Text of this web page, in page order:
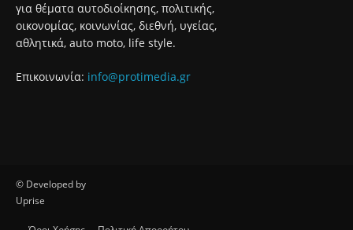
για θέματα αυτοδιοίκησης, πολιτικής,
οικονομίας, κοινωνίας, διεθνή, υγείας,
αθλητικά, auto moto, life style.
Επικοινωνία: info@protimedia.gr
© Developed by
Uprise